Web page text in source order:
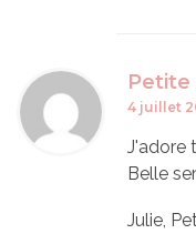
Petite
4 juillet
J'adore
Belle
Julie,